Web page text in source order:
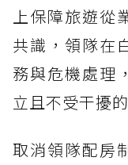
上保障旅遊從
共識，領隊在
務與危機處理
立且不受干擾
取消領隊配房